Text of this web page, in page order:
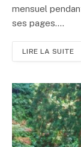
mensuel
ses pages.…
LIRE LA SUITE